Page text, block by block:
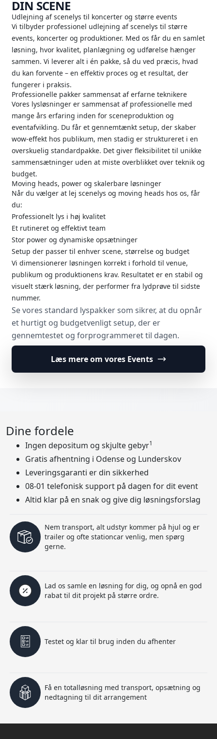
DIN SCENE
Udlejning af scenelys til koncerter og større events
Vi tilbyder professionel udlejning af scenelys til større
events, koncerter og produktioner. Med os får du en samlet
løsning, hvor kvalitet, planlægning og udførelse hænger
sammen. Vi leverer alt i én pakke, så du ved præcis, hvad
du kan forvente – en effektiv proces og et resultat, der
fungerer i praksis.
Professionelle pakker sammensat af erfarne teknikere
Vores lysløsninger er sammensat af professionelle med
mange års erfaring inden for sceneproduktion og
eventafvikling. Du får et gennemtænkt setup, der skaber
wow-effekt hos publikum, men stadig er struktureret i en
overskuelig standardpakke. Det giver fleksibilitet til unikke
sammensætninger uden at miste overblikket over teknik og
budget.
Moving heads, power og skalerbare løsninger
Når du vælger at lej scenelys og moving heads hos os, får
du:
Professionelt lys i høj kvalitet
Et rutineret og effektivt team
Stor power og dynamiske opsætninger
Setup der passer til enhver scene, størrelse og budget
Vi dimensionerer løsningen korrekt i forhold til venue,
publikum og produktionens krav. Resultatet er en stabil og
visuelt stærk løsning, der performer fra lydprøve til sidste
nummer.
Se vores standard lyspakker som sikrer, at du opnår
et hurtigt og budgetvenligt setup, der er
gennemtestet og forprogrammeret til dagen.
Læs mere om vores Events
Dine fordele
Ingen depositum og skjulte gebyr1
Gratis afhentning i Odense og Lunderskov
Leveringsgaranti er din sikkerhed
08-01 telefonisk support på dagen for dit event
Altid klar på en snak og give dig løsningsforslag
Nem transport, alt udstyr kommer på hjul og er
trailer og ofte stationcar venlig, men spørg
gerne.
Lad os samle en løsning for dig, og opnå en god
rabat til dit projekt på større ordre.
Testet og klar til brug inden du afhenter
Få en totalløsning med transport, opsætning og
nedtagning til dit arrangement